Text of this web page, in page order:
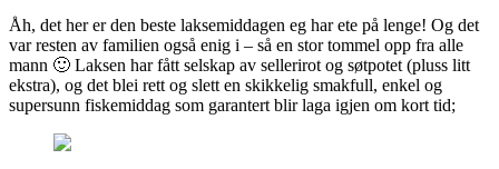
Åh, det her er den beste laksemiddagen eg har ete på lenge! Og det
var resten av familien også enig i – så en stor tommel opp fra alle
mann 🙂 Laksen har fått selskap av sellerirot og søtpotet (pluss litt
ekstra), og det blei rett og slett en skikkelig smakfull, enkel og
supersunn fiskemiddag som garantert blir laga igjen om kort tid;